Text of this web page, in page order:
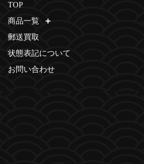
TOP
商品一覧
郵送買取
状態表記について
お問い合わせ